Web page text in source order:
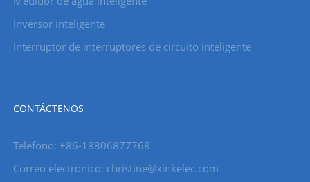
Inversor inteligente
Interruptor de interruptores de circuito inteligente
CONTÁCTENOS
Teléfono: +86-18806877768
Correo electrónico: christine@xinkelec.com